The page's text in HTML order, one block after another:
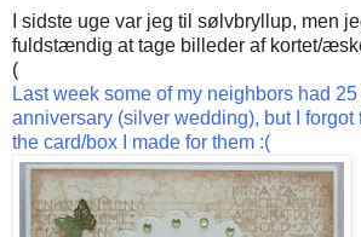
I sidste uge var jeg til sølvbryllup, men
fuldstændig at tage billeder af kortet/
(
Last week some of my neighbors had
anniversary (silver wedding), but I forgot
the card/box I made for them :(